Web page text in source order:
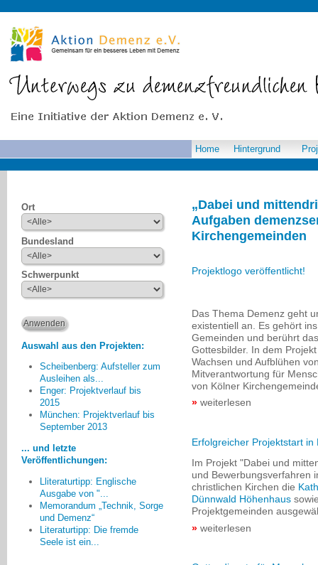
„Dabei und
Aufgaben
Kirchengemeinden
Projektlogo veröffentlicht!
Das Thema Demenz geht
existentiell an. Es gehört
Gemeinden und berührt
Gottesbilder. In dem
Wachsen und Aufblühen
Mitverantwortung für
von Kölner
weiterlesen
Erfolgreicher Projektstart
Im Projekt "Dabei und
und Bewerbungsverfahren
christlichen Kirchen die
Dünnwald Höhenhaus
Projektgemeinden
weiterlesen
Home Hintergrund
Ort
Bundesland
Schwerpunkt
Auswahl aus den Projekten:
Scheibenberg: Aufsteller zum
Ausleihen als...
Enger: Projektverlauf bis
2015
München: Projektverlauf bis
September 2013
... und letzte
Veröffentlichungen:
Lliteraturtipp: Englische
Ausgabe von "...
Memorandum „Technik, Sorge
und Demenz“
Literaturtipp: Die fremde
Seele ist ein...
Auf dem letzten Forum der
Alzheimergesellschaft fragte ein
Mediziner einer großen Klinik,
warum denn ein
bestimmtes Medikament
verabreicht werde, wenn es doch
gar nicht wirke. Darauf
der Facharzt: Wenn es nach ihm
ginge, würde er gar keine
Medikamente geben. Die Gefahr der